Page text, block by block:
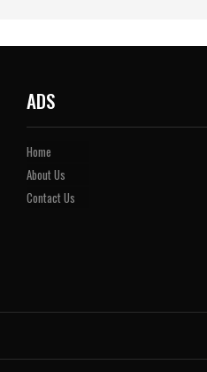
ADS
Home
About Us
Contact Us